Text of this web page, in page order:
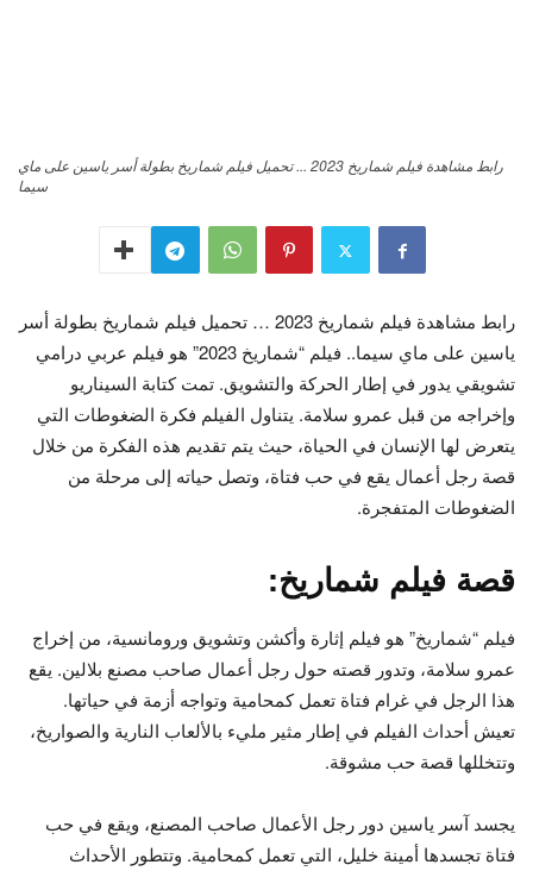
رابط مشاهدة فيلم شماريخ 2023 ... تحميل فيلم شماريخ بطولة أسر ياسين على ماي
سيما
رابط مشاهدة فيلم شماريخ 2023 … تحميل فيلم شماريخ بطولة أسر
ياسين على ماي سيما.. فيلم “شماريخ 2023” هو فيلم عربي درامي
تشويقي يدور في إطار الحركة والتشويق. تمت كتابة السيناريو
وإخراجه من قبل عمرو سلامة. يتناول الفيلم فكرة الضغوطات التي
يتعرض لها الإنسان في الحياة، حيث يتم تقديم هذه الفكرة من خلال
قصة رجل أعمال يقع في حب فتاة، وتصل حياته إلى مرحلة من
الضغوطات المتفجرة.
قصة فيلم شماريخ:
فيلم “شماريخ” هو فيلم إثارة وأكشن وتشويق ورومانسية، من إخراج
عمرو سلامة، وتدور قصته حول رجل أعمال صاحب مصنع بلالين. يقع
هذا الرجل في غرام فتاة تعمل كمحامية وتواجه أزمة في حياتها.
تعيش أحداث الفيلم في إطار مثير مليء بالألعاب النارية والصواريخ،
وتتخللها قصة حب مشوقة.
يجسد آسر ياسين دور رجل الأعمال صاحب المصنع، ويقع في حب
فتاة تجسدها أمينة خليل، التي تعمل كمحامية. وتتطور الأحداث